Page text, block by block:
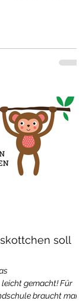
soll
gemacht! Für
braucht man